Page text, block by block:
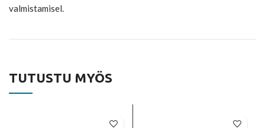
valmistamisel.
TUTUSTU MYÖS